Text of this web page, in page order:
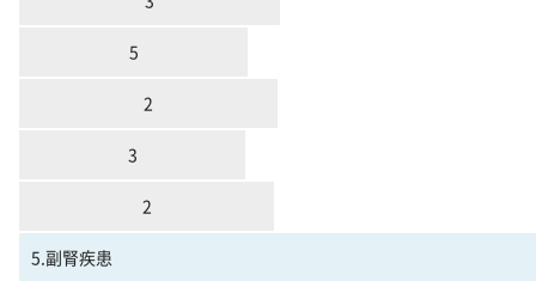
5
2
3
2
5.副腎疾患